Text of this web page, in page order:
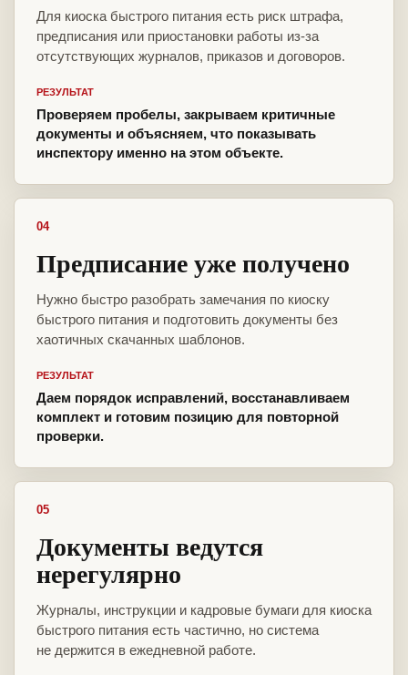
Для киоска быстрого питания есть риск штрафа,
предписания или приостановки работы из-за
отсутствующих журналов, приказов и договоров.
РЕЗУЛЬТАТ
Проверяем пробелы, закрываем критичные
документы и объясняем, что показывать
инспектору именно на этом объекте.
04
Предписание уже получено
Нужно быстро разобрать замечания по киоску
быстрого питания и подготовить документы без
хаотичных скачанных шаблонов.
РЕЗУЛЬТАТ
Даем порядок исправлений, восстанавливаем
комплект и готовим позицию для повторной
проверки.
05
Документы ведутся
нерегулярно
Журналы, инструкции и кадровые бумаги для киоска
быстрого питания есть частично, но система
не держится в ежедневной работе.